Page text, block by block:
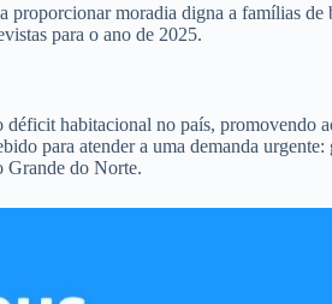
moradia digna a famílias de
para o ano de 2025.
habitacional no país, promovendo
para atender a uma demanda urgente:
Grande do Norte.